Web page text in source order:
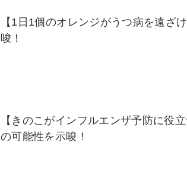
【1日1個のオレンジがうつ病を遠ざ
唆！
【きのこがインフルエンザ予防に役
の可能性を示唆！